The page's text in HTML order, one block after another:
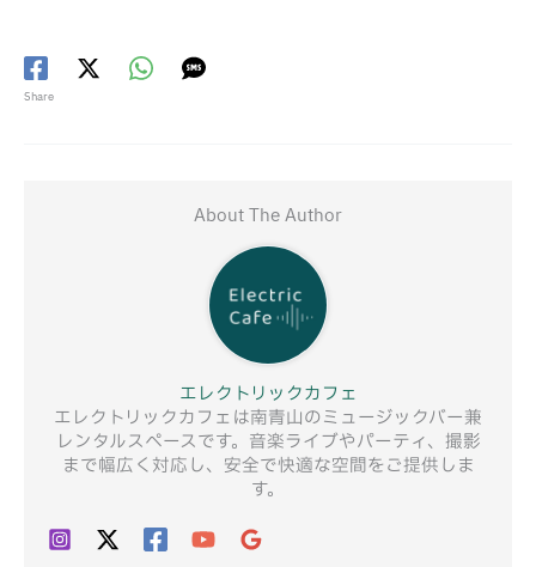
Share
About The Author
エレクトリックカフェ
エレクトリックカフェは南青山のミュージックバー兼
レンタルスペースです。音楽ライブやパーティ、撮影
まで幅広く対応し、安全で快適な空間をご提供しま
す。